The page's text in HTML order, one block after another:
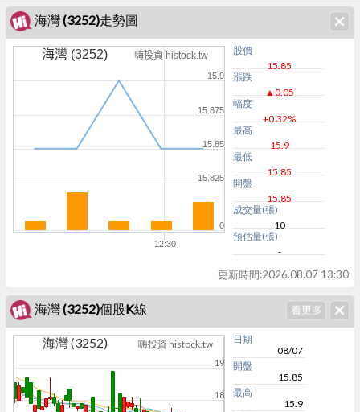
海灣 (3252)走勢圖
海灣 (3252) 嗨投資 histock.tw
12:30
15.825
15.85
15.875
15.9
0
股價
15.85
漲跌
▲0.05
幅度
+0.32%
最高
15.9
最低
15.85
開盤
15.85
成交量(張)
10
預估量(張)
-
更新時間:2026.08.07 13:30
海灣 (3252)個股K線
海灣 (3252) 嗨投資 histock.tw
18
19
日期
08/07
開盤
15.85
最高
15.9